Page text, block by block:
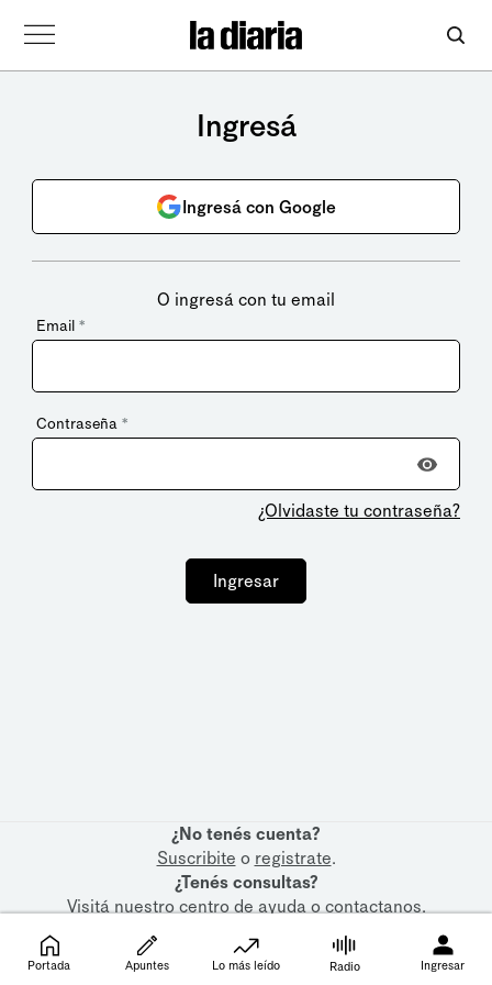
Ingresá
Ingresá con Google
O ingresá con tu email
Email *
Contraseña *
¿Olvidaste tu contraseña?
Ingresar
¿No tenés cuenta?
Suscribite o registrate.
¿Tenés consultas?
Visitá nuestrocentro de ayudaocontactanos.
Portada Apuntes Lo más leído Radio Ingresar